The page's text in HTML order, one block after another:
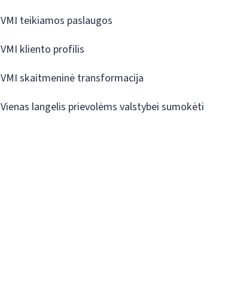
VMI teikiamos paslaugos
VMI kliento profilis
VMI skaitmeninė transformacija
Vienas langelis prievolėms valstybei sumokėti